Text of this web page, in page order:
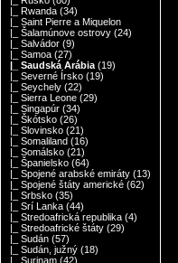
|_ Rwanda (34)
|_ Saint Pierre a Miquelon
|_ Šalamúnove ostrovy (24)
|_ Salvádor (9)
|_ Samoa (27)
|_ Saudská Arábia (19)
|_ Severné Írsko (19)
|_ Seychely (22)
|_ Sierra Leone (29)
|_ Singapúr (34)
|_ Škótsko (26)
|_ Slovinsko (21)
|_ Somaliland (16)
|_ Somálsko (21)
|_ Španielsko (64)
|_ Spojené arabské emiráty (13)
|_ Spojené štáty americké (62)
|_ Srbsko (35)
|_ Srí Lanka (44)
|_ Stredoafrická republika (4)
|_ Stredoafrické štáty (29)
|_ Sudán (57)
|_ Sudán, južný (18)
|_ Surinam (42)